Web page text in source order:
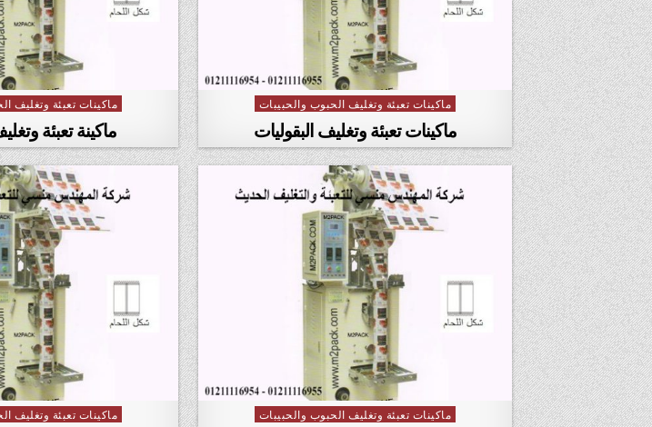
Posted in
ماكينات تعبئة وتغليف الحبوب والحبيبات
ماكينات تعبئة وتغليف البقوليات
Posted in
ماكينات تعبئة وتغليف
ماكينة تعبئة
Posted in
ماكينات تعبئة وتغليف الحبوب والحبيبات Posted in
ماكينات تعبئة وتغليف